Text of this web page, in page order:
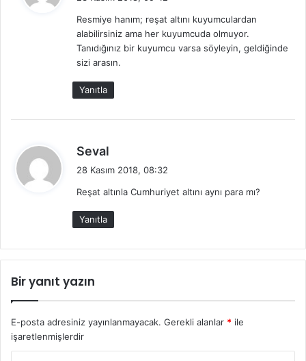
i
k
i
Resmiye hanım; reşat altını kuyumculardan
alabilirsiniz ama her kuyumcuda olmuyor.
Tanıdığınız bir kuyumcu varsa söyleyin, geldiğinde
sizi arasın.
Yanıtla
Seval
i
k
i
28 Kasım 2018, 08:32
Reşat altınla Cumhuriyet altını aynı para mı?
Yanıtla
Bir yanıt yazın
E-posta adresiniz yayınlanmayacak. Gerekli alanlar * ile
işaretlenmişlerdir